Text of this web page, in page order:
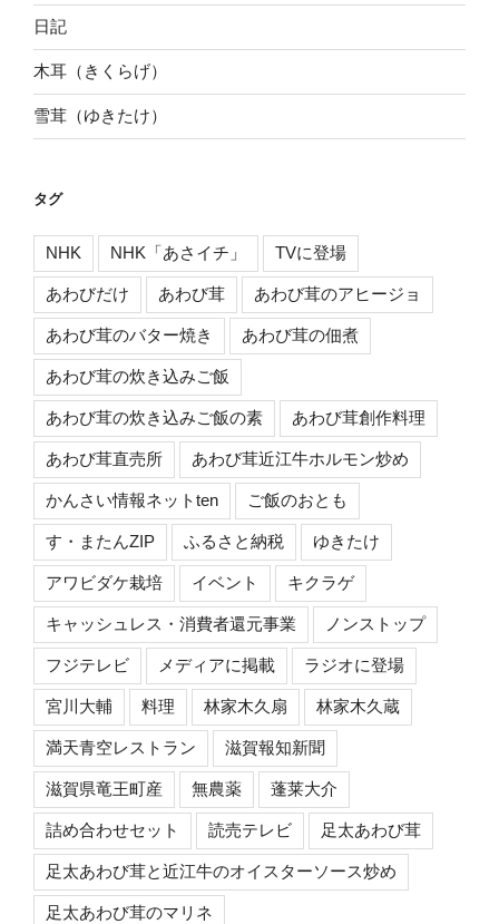
日記
木耳（きくらげ）
雪茸（ゆきたけ）
タグ
NHK NHK「あさイチ」 TVに登場
あわびだけ あわび茸 あわび茸のアヒージョ
あわび茸のバター焼き あわび茸の佃煮
あわび茸の炊き込みご飯
あわび茸の炊き込みご飯の素 あわび茸創作料理
あわび茸直売所 あわび茸近江牛ホルモン炒め
かんさい情報ネットten ご飯のおとも
す・またんZIP ふるさと納税 ゆきたけ
アワビダケ栽培 イベント キクラゲ
キャッシュレス・消費者還元事業 ノンストップ
フジテレビ メディアに掲載 ラジオに登場
宮川大輔 料理 林家木久扇 林家木久蔵
満天青空レストラン 滋賀報知新聞
滋賀県竜王町産 無農薬 蓬莱大介
詰め合わせセット 読売テレビ 足太あわび茸
足太あわび茸と近江牛のオイスターソース炒め
足太あわび茸のマリネ